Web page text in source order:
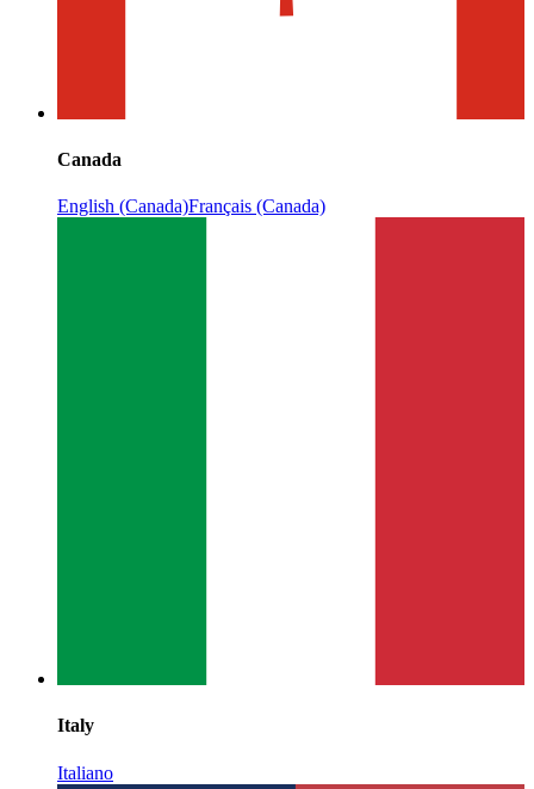
Canada
English (Canada)Français (Canada)
Italy
Italiano